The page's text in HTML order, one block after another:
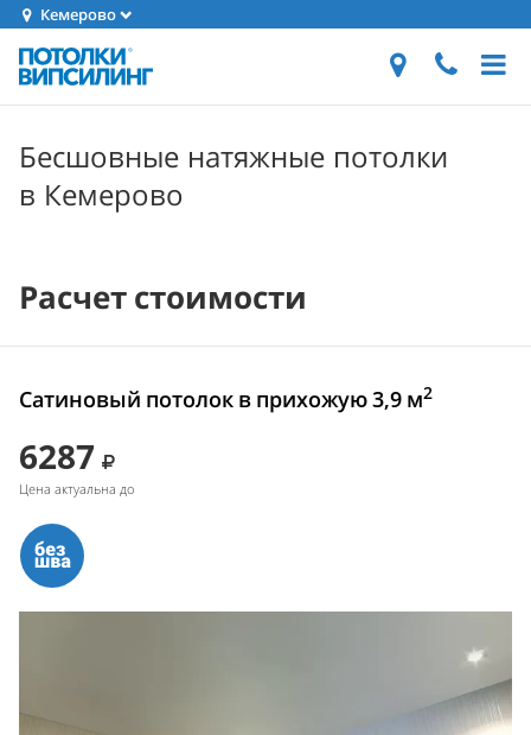
Кемерово
Бесшовные натяжные потолки
в Кемерово
Расчет стоимости
Сатиновый потолок в прихожую 3,9 м2
6287
Цена актуальна до